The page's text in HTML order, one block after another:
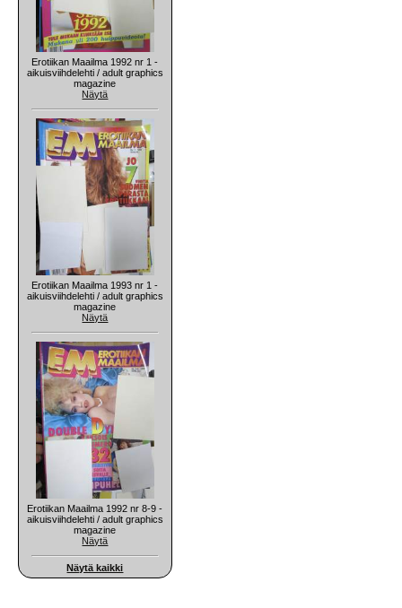
Erotiikan Maailma 1992 nr 1 -
aikuisviihdelehti / adult graphics
magazine
Näytä
Erotiikan Maailma 1993 nr 1 -
aikuisviihdelehti / adult graphics
magazine
Näytä
Erotiikan Maailma 1992 nr 8-9 -
aikuisviihdelehti / adult graphics
magazine
Näytä
Näytä kaikki